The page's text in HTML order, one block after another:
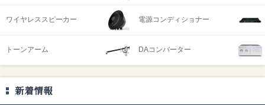
ワイヤレススピーカー 電源コンディショナー
トーンアーム DAコンバーター
新着情報